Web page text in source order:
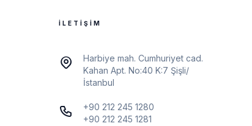
İLETIŞIM
Harbiye mah. Cumhuriyet cad.
Kahan Apt. No:40 K:7 Şişli/
İstanbul
+90 212 245 1280
+90 212 245 1281